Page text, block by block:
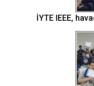
İYTE IEEE,